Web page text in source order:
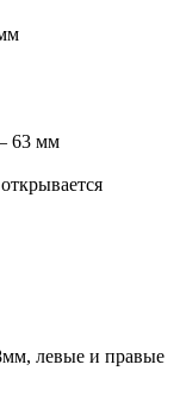
63 мм
левые и правые